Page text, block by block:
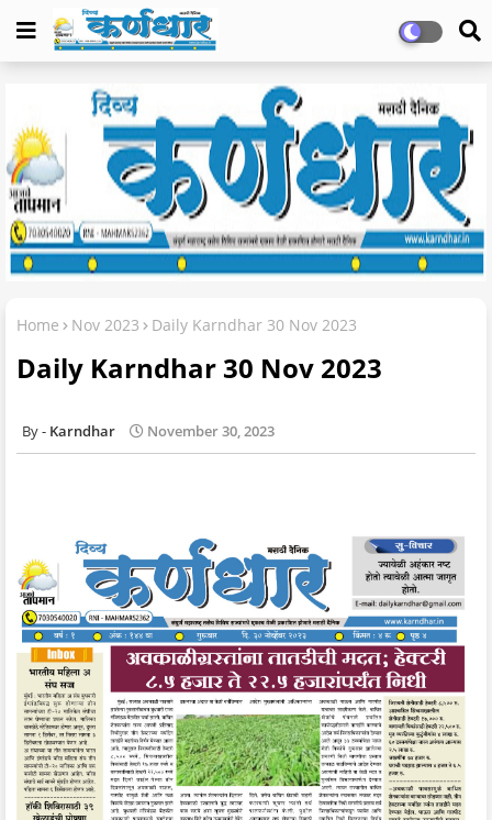
Home Nov 2023 Daily Karndhar 30 Nov 2023
Daily Karndhar 30 Nov 2023
Karndhar November 30, 2023